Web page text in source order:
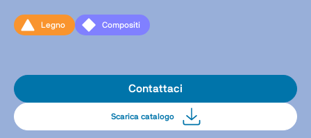
Legno Compositi
Contattaci
Scarica catalogo